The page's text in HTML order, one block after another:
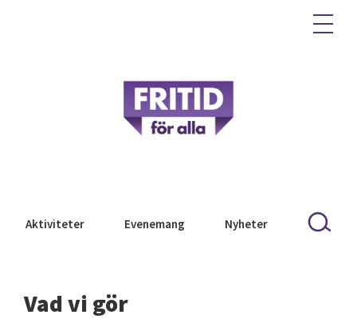
Aktiviteter Evenemang Nyheter
Vad vi gör